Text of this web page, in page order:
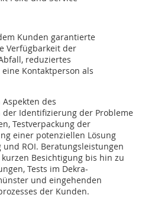
Kunden garantierte
Verfügbarkeit der
reduziertes
Kontaktperson als
des
der Identifizierung der Probleme
Testverpackung der
einer potenziellen Lösung
ROI. Beratungsleistungen
Besichtigung bis hin zu
Tests im Dekra-
und eingehenden
der Kunden.